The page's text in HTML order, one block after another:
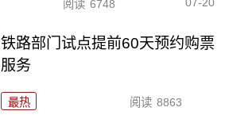
阅读 6748 07-20
铁路部门试点提前60天预约购票
服务
最热 阅读 8863